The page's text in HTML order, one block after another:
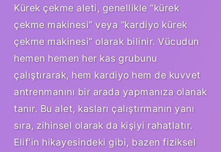
Kürek çekme aleti, genellikle “kürek
çekme makinesi” veya “kardiyo kürek
çekme makinesi” olarak bilinir. Vücudun
hemen hemen her kas grubunu
çalıştırarak, hem kardiyo hem de kuvvet
antrenmanını bir arada yapmanıza olanak
tanır. Bu alet, kasları çalıştırmanın yanı
sıra, zihinsel olarak da kişiyi rahatlatır.
Elif’in hikayesindeki gibi, bazen fiziksel